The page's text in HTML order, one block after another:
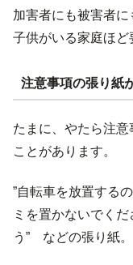
加害者にも被害者
子供がいる家庭ほど
注意事項の張り紙
たまに、やたら注
ことがあります。
”自転車を放置する
ミを置かないでく
う” などの張り紙。